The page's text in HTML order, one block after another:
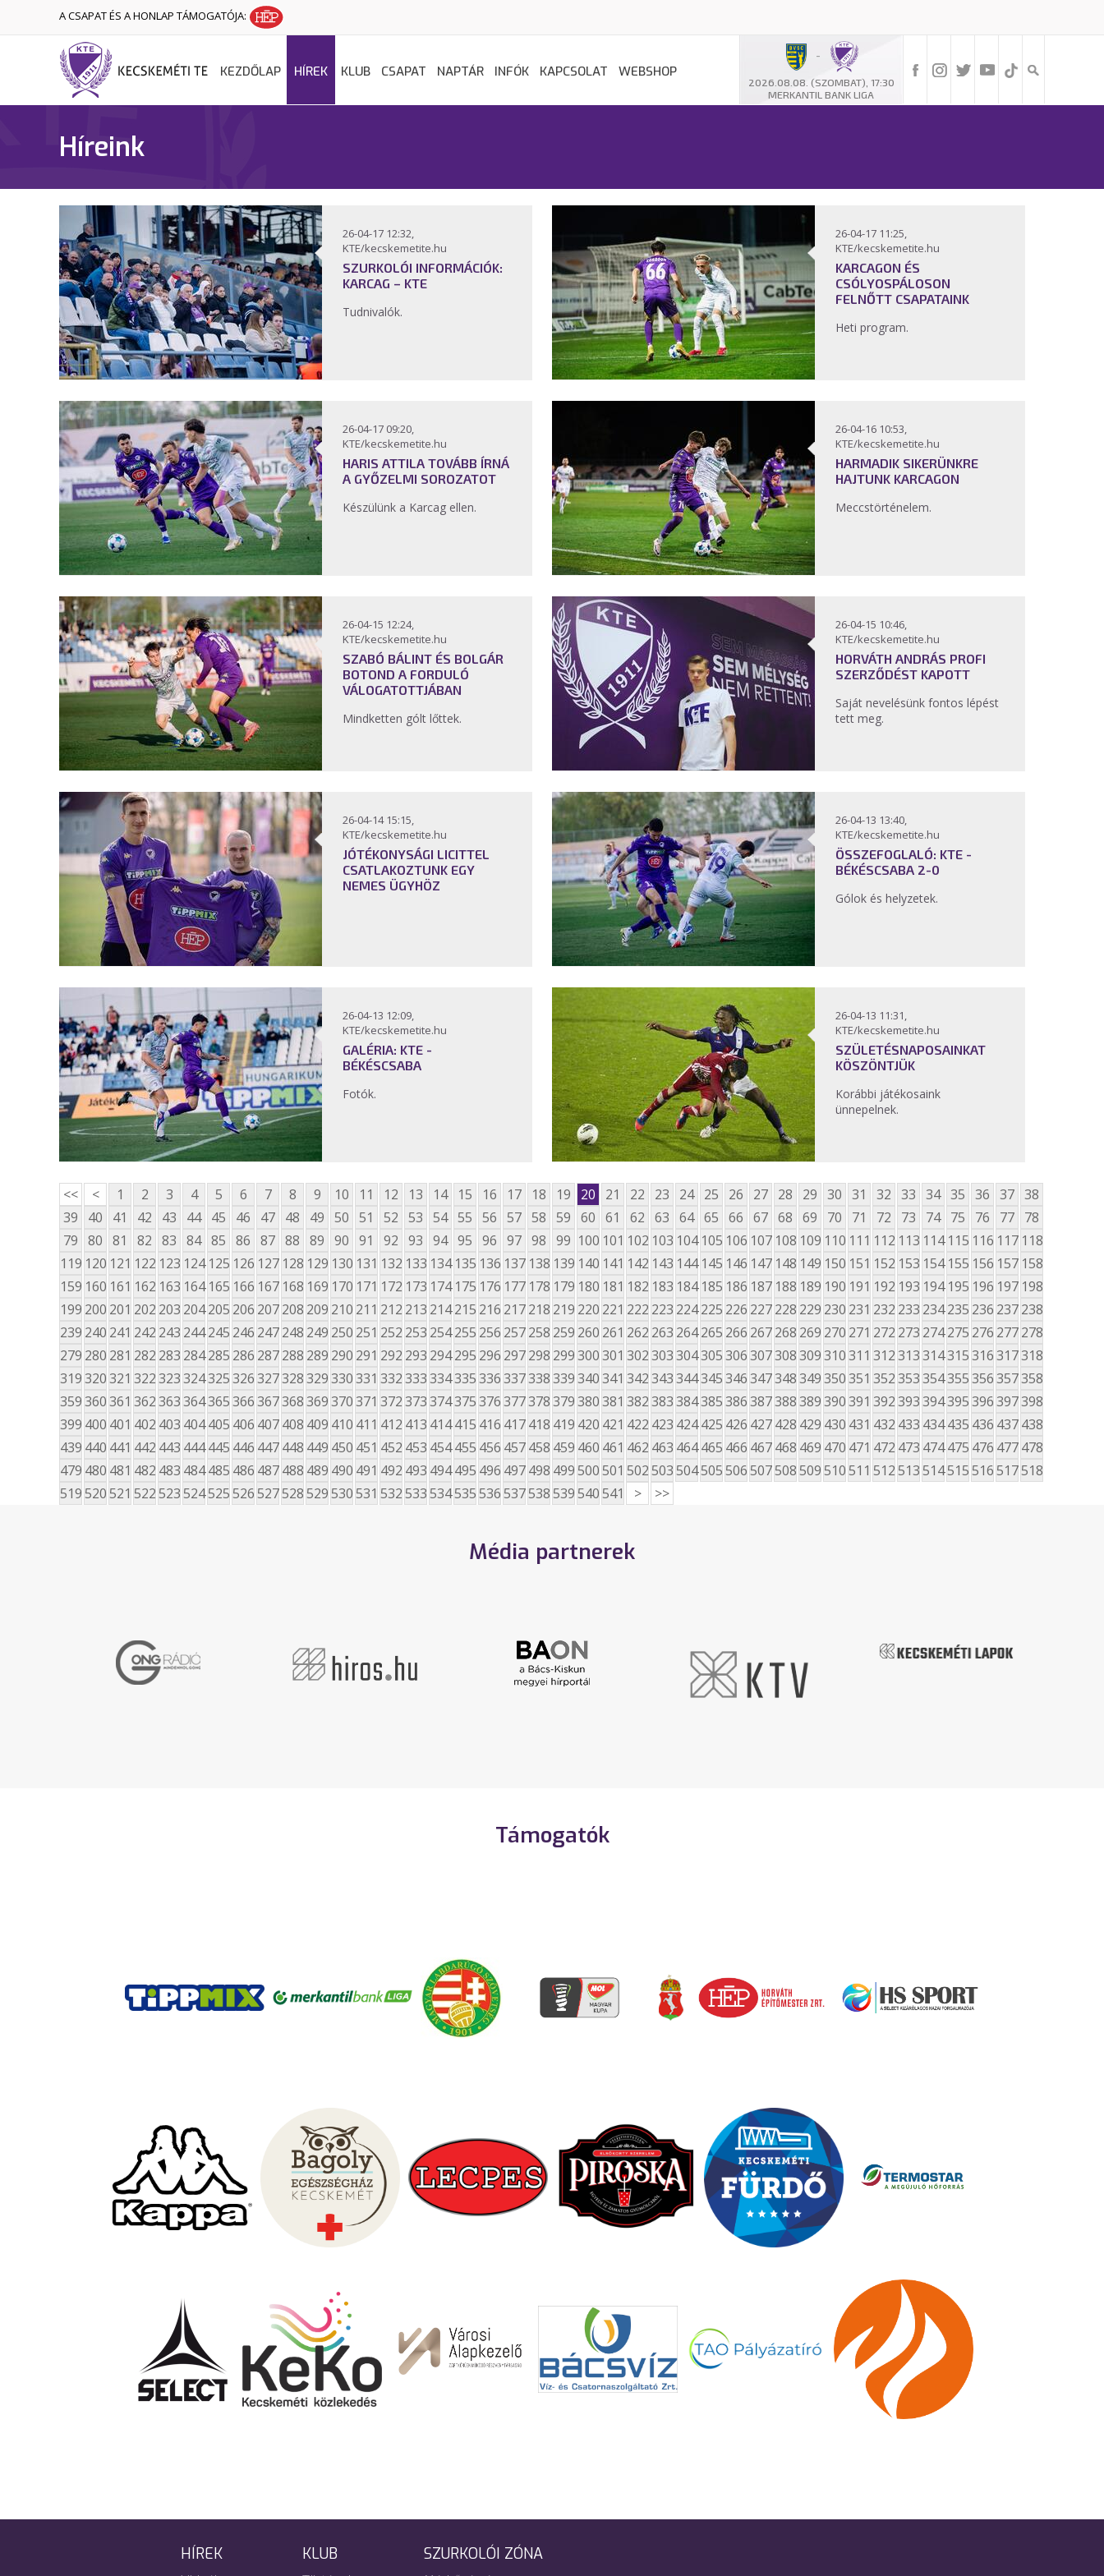
A CSAPAT ÉS A HONLAP TÁMOGATÓJA:
-
2026.08.08. (SZOMBAT), 17:30
MERKANTIL BANK LIGA
KEZDŐLAP HÍREK KLUB CSAPAT NAPTÁR INFÓK KAPCSOLAT WEBSHOP
Híreink
26-04-17 12:32,
KTE/kecskemetite.hu
SZURKOLÓI INFORMÁCIÓK:
KARCAG – KTE
Tudnivalók.
26-04-17 11:25,
KTE/kecskemetite.hu
KARCAGON ÉS
CSÓLYOSPÁLOSON
FELNŐTT CSAPATAINK
Heti program.
26-04-17 09:20,
KTE/kecskemetite.hu
HARIS ATTILA TOVÁBB ÍRNÁ
A GYŐZELMI SOROZATOT
Készülünk a Karcag ellen.
26-04-16 10:53,
KTE/kecskemetite.hu
HARMADIK SIKERÜNKRE
HAJTUNK KARCAGON
Meccstörténelem.
26-04-15 12:24,
KTE/kecskemetite.hu
SZABÓ BÁLINT ÉS BOLGÁR
BOTOND A FORDULÓ
VÁLOGATOTTJÁBAN
Mindketten gólt lőttek.
26-04-15 10:46,
KTE/kecskemetite.hu
HORVÁTH ANDRÁS PROFI
SZERZŐDÉST KAPOTT
Saját nevelésünk fontos lépést
tett meg.
26-04-14 15:15,
KTE/kecskemetite.hu
JÓTÉKONYSÁGI LICITTEL
CSATLAKOZTUNK EGY
NEMES ÜGYHÖZ
26-04-13 13:40,
KTE/kecskemetite.hu
ÖSSZEFOGLALÓ: KTE -
BÉKÉSCSABA 2-0
Gólok és helyzetek.
26-04-13 12:09,
KTE/kecskemetite.hu
GALÉRIA: KTE -
BÉKÉSCSABA
Fotók.
26-04-13 11:31,
KTE/kecskemetite.hu
SZÜLETÉSNAPOSAINKAT
KÖSZÖNTJÜK
Korábbi játékosaink
ünnepelnek.
<< < 1 2 3 4 5 6 7 8 9 10 11 12 13 14 15 16 17 18 19 20 21 22 23 24 25 26 27 28 29 30 31 32 33 34 35 36 37 38
39
40 41 42 43 44 45 46 47 48 49 50 51 52 53 54 55 56 57 58 59 60 61 62 63 64 65 66 67 68 69 70 71 72 73 74 75 76 77 78
79 80 81 82 83 84 85 86 87 88 89 90 91 92 93 94 95 96 97 98 99 100 101 102 103 104 105 106 107 108 109 110 111 112 113 114 115 116 117 118
119 120 121 122 123 124 125 126 127 128 129 130 131 132 133 134 135 136 137 138 139 140 141 142 143 144 145 146 147 148 149 150 151 152 153 154 155 156 157 158
159 160 161 162 163 164 165 166 167 168 169 170 171 172 173 174 175 176 177 178 179 180 181 182 183 184 185 186 187 188 189 190 191 192 193 194 195 196 197 198
199 200 201 202 203 204205 206 207208 209 210 211 212 213 214215 216 217218 219 220 221 222 223 224225 226 227228 229 230 231 232 233 234235 236 237238
239 240 241 242 243 244245 246 247248 249 250 251 252 253 254255 256 257258 259 260 261 262 263 264265 266 267268 269 270 271 272 273 274275 276 277278
279 280 281 282 283 284285 286 287288 289 290 291 292 293 294295 296 297298 299300301 302303304305306307308309310311 312313314315316317318
319320321 322323324325326327328329330331 332333334335336337338339340341 342343344345346347348349350351 352353354355356357358
359360361 362363364365366367368369370371 372373374375376377378379380381 382383384385386387388389390391 392393394395396397398
399 400 401 402 403 404405 406 407408 409 410 411 412 413 414415 416 417418 419 420 421 422 423 424425 426 427428 429 430 431 432 433 434435 436 437438
439 440 441 442 443 444445 446 447448 449 450 451 452 453 454455 456 457458 459 460 461 462 463 464465 466 467468 469 470 471 472 473 474475 476 477478
479 480 481 482 483 484485 486 487488 489 490 491 492 493 494495 496 497498 499500501 502503504505506507508509510511 512513514515516517518
519520521 522523524525526527528529530531 532533534535536537538539540541 > >>
Média partnerek
Támogatók
HÍREK KLUB SZURKOLÓI ZÓNA